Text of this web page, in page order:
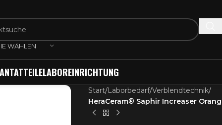
WÄHLEN
LABOREINRICHTUNG
Start/Laborbedarf/Verblendtechnik/
HeraCeram® Saphir Increaser